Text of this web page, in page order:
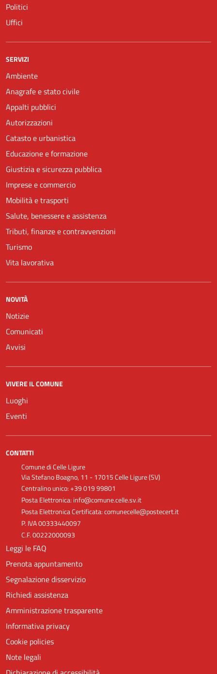
Politici
Uffici
SERVIZI
Ambiente
Anagrafe e stato civile
Appalti pubblici
Autorizzazioni
Catasto e urbanistica
Educazione e formazione
Giustizia e sicurezza pubblica
Imprese e commercio
Mobilità e trasporti
Salute, benessere e assistenza
Tributi, finanze e contravvenzioni
Turismo
Vita lavorativa
NOVITÀ
Notizie
Comunicati
Avvisi
VIVERE IL COMUNE
Luoghi
Eventi
CONTATTI
Comune di Celle Ligure
Via Stefano Boagno, 11 - 17015 Celle Ligure (SV)
Centralino unico: +39 019 99801
Posta Elettronica: info@comune.celle.sv.it
Posta Elettronica Certificata: comunecelle@postecert.it
P. IVA 00333440097
C.F. 00222000093
Leggi le FAQ
Prenota appuntamento
Segnalazione disservizio
Richiedi assistenza
Amministrazione trasparente
Informativa privacy
Cookie policies
Note legali